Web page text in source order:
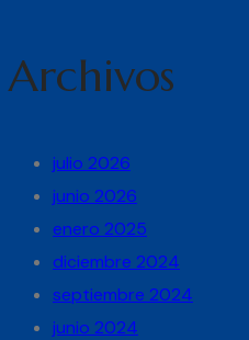
Archivos
julio 2026
junio 2026
enero 2025
diciembre 2024
septiembre 2024
junio 2024